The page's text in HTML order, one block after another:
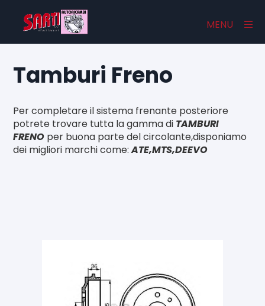
MENU
×
Home
Catalogo
Chi Siamo
Tamburi Freno
Per completare il sistema frenante posteriore
potrete trovare tutta la gamma di TAMBURI
FRENO per buona parte del circolante,disponiamo
dei migliori marchi come:ATE,MTS,DEEVO